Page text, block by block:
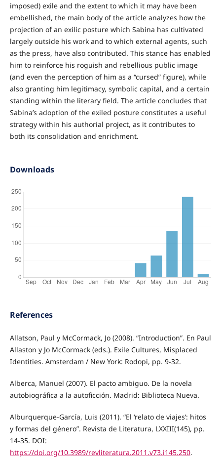
imposed) exile and the extent to which it may have been
embellished, the main body of the article analyzes how the
projection of an exilic posture which Sabina has cultivated
largely outside his work and to which external agents, such
as the press, have also contributed. This stance has enabled
him to reinforce his roguish and rebellious public image
(and even the perception of him as a “cursed” figure), while
also granting him legitimacy, symbolic capital, and a certain
standing within the literary field. The article concludes that
Sabina’s adoption of the exiled posture constitutes a useful
strategy within his authorial project, as it contributes to
both its consolidation and enrichment.
Downloads
References
Allatson, Paul y McCormack, Jo (2008). “Introduction”. En Paul
Allaston y Jo McCormack (eds.). Exile Cultures, Misplaced
Identities. Amsterdam / New York: Rodopi, pp. 9-32.
Alberca, Manuel (2007). El pacto ambiguo. De la novela
autobiográfica a la autoficción. Madrid: Biblioteca Nueva.
Alburquerque-García, Luis (2011). “El ‘relato de viajes’: hitos
y formas del género”. Revista de Literatura, LXXIII(145), pp.
14-35. DOI:
https://doi.org/10.3989/revliteratura.2011.v73.i145.250.